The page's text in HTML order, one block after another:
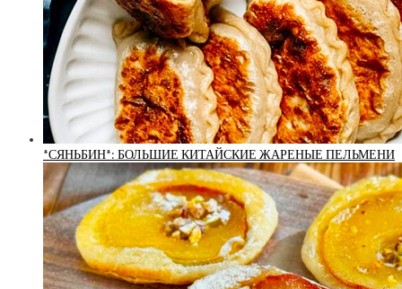
*СЯНЬБИН*: БОЛЬШИЕ КИТАЙСКИЕ ЖАРЕНЫЕ ПЕЛЬМЕНИ